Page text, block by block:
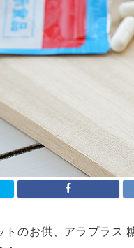
トのお供、アラプラス